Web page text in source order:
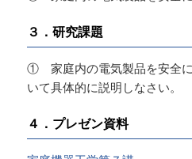
３．研究課題
① 家庭内の電気製品を安全
いて具体的に説明しなさい。
４．プレゼン資料